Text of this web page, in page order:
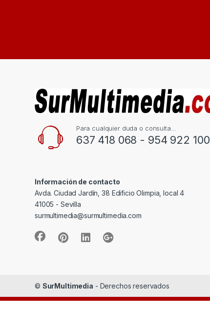
Para cualquier duda o consulta...
637 418 068 - 954 922 100
Información de contacto
Avda. Ciudad Jardín, 38 Edificio Olimpia, local 4
41005 - Sevilla
surmultimedia@surmultimedia.com
© SurMultimedia - Derechos reservados